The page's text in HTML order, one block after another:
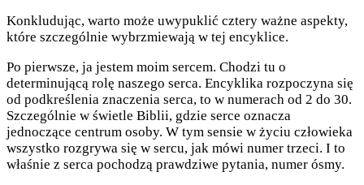
Konkludując, warto może uwypuklić cztery ważne aspekty,
które szczególnie wybrzmiewają w tej encyklice.
Po pierwsze, ja jestem moim sercem. Chodzi tu o
determinującą rolę naszego serca. Encyklika rozpoczyna się
od podkreślenia znaczenia serca, to w numerach od 2 do 30.
Szczególnie w świetle Biblii, gdzie serce oznacza
jednoczące centrum osoby. W tym sensie w życiu człowieka
wszystko rozgrywa się w sercu, jak mówi numer trzeci. I to
właśnie z serca pochodzą prawdziwe pytania, numer ósmy.